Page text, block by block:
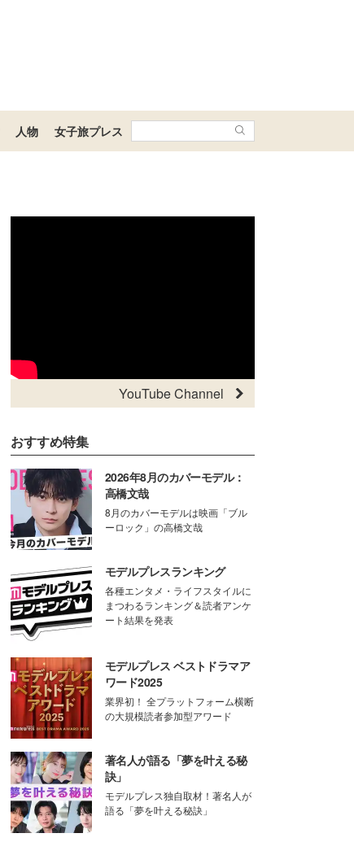
人物 女子旅プレス
YouTube Channel
おすすめ特集
2026年8月のカバーモデル：
高橋文哉
8月のカバーモデルは映画「ブル
ーロック」の高橋文哉
モデルプレスランキング
各種エンタメ・ライフスタイルに
まつわるランキング＆読者アンケ
ート結果を発表
モデルプレス ベストドラマア
ワード2025
業界初！ 全プラットフォーム横断
の大規模読者参加型アワード
著名人が語る「夢を叶える秘
訣」
モデルプレス独自取材！著名人が
語る「夢を叶える秘訣」